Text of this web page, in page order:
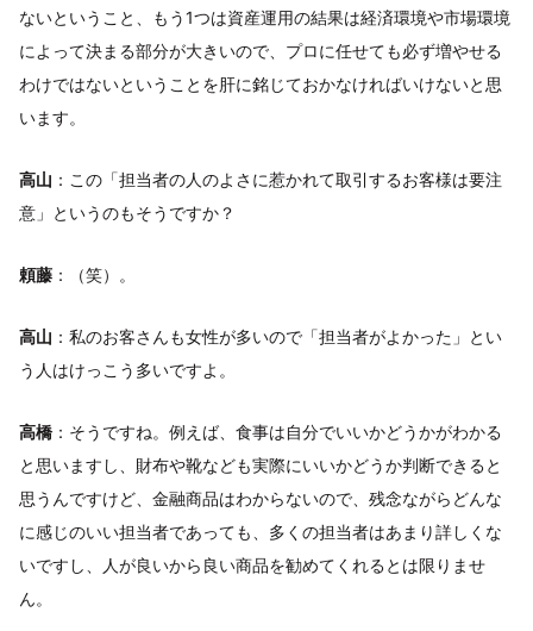
ないということ、もう1つは資産運用の結果は経済環境や市場環境
によって決まる部分が大きいので、プロに任せても必ず増やせる
わけではないということを肝に銘じておかなければいけないと思
います。
高山 ：この「担当者の人のよさに惹かれて取引するお客様は要注
意」というのもそうですか？
頼藤 ：（笑）。
高山 ：私のお客さんも女性が多いので「担当者がよかった」とい
う人はけっこう多いですよ。
高橋 ：そうですね。例えば、食事は自分でいいかどうかがわかる
と思いますし、財布や靴なども実際にいいかどうか判断できると
思うんですけど、金融商品はわからないので、残念ながらどんな
に感じのいい担当者であっても、多くの担当者はあまり詳しくな
いですし、人が良いから良い商品を勧めてくれるとは限りませ
ん。